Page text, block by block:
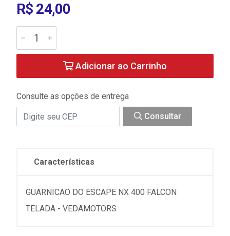
R$ 24,00
Adicionar ao Carrinho
Consulte as opções de entrega
Consultar
Características
GUARNICAO DO ESCAPE NX 400 FALCON
TELADA - VEDAMOTORS